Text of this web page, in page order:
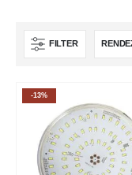
FILTER
-13%